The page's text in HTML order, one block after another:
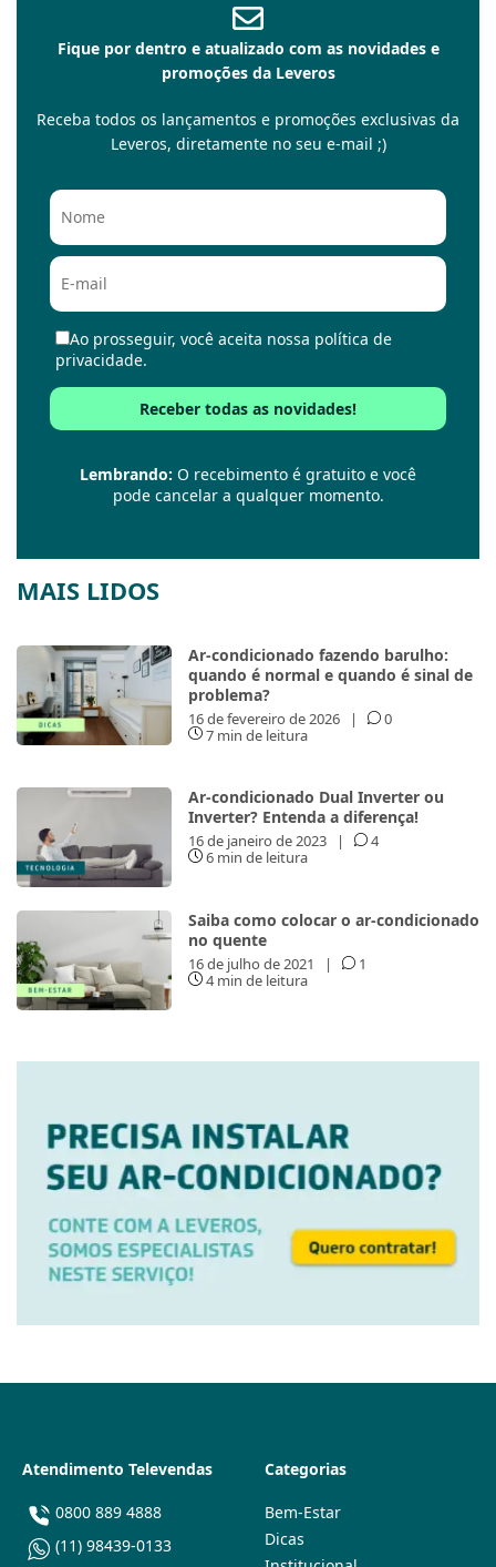
Fique por dentro e atualizado com as novidades e
promoções da Leveros
Receba todos os lançamentos e promoções exclusivas da
Leveros, diretamente no seu e-mail ;)
Ao prosseguir, você aceita nossa política de
privacidade.
Lembrando: O recebimento é gratuito e você
pode cancelar a qualquer momento.
MAIS LIDOS
Ar-condicionado fazendo barulho:
quando é normal e quando é sinal de
problema?
16 de fevereiro de 2026 |
0
7 min de leitura
Ar-condicionado Dual Inverter ou
Inverter? Entenda a diferença!
16 de janeiro de 2023 |
4
6 min de leitura
Saiba como colocar o ar-condicionado
no quente
16 de julho de 2021 |
1
4 min de leitura
Atendimento Televendas
0800 889 4888
(11) 98439-0133
Categorias
Bem-Estar
Dicas